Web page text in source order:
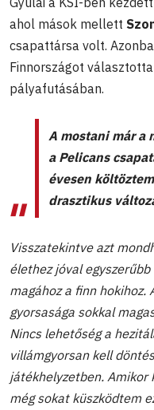
ahol mások mellett
csapattársa volt.
Finnországot
pályafutásában.
A mostani már a
a Pelicans
évesen
drasztikus
Visszatekintve azt
élethez jóval
magához a finn hokihoz.
gyorsasága sokkal
Nincs lehetőség a
villámgyorsan kell
játékhelyzetben. Amikor
még sokat küszködtem